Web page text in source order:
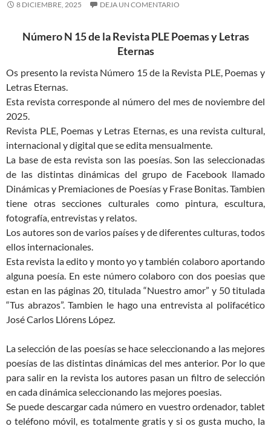
8 DICIEMBRE, 2025 DEJA UN COMENTARIO
Número N 15 de la Revista PLE Poemas y Letras
Eternas
Os presento la revista Número 15 de la Revista PLE, Poemas y
Letras Eternas.
Esta revista corresponde al número del mes de noviembre del
2025.
Revista PLE, Poemas y Letras Eternas, es una revista cultural,
internacional y digital que se edita mensualmente.
La base de esta revista son las poesías. Son las seleccionadas
de las distintas dinámicas del grupo de Facebook llamado
Dinámicas y Premiaciones de Poesías y Frase Bonitas. Tambien
tiene otras secciones culturales como pintura, escultura,
fotografía, entrevistas y relatos.
Los autores son de varios países y de diferentes culturas, todos
ellos internacionales.
Esta revista la edito y monto yo y también colaboro aportando
alguna poesía. En este número colaboro con dos poesias que
estan en las páginas 20, titulada “Nuestro amor” y 50 titulada
“Tus abrazos”. Tambien le hago una entrevista al polifacético
José Carlos Llórens López.
La selección de las poesías se hace seleccionando a las mejores
poesías de las distintas dinámicas del mes anterior. Por lo que
para salir en la revista los autores pasan un filtro de selección
en cada dinámica seleccionando las mejores poesias.
Se puede descargar cada número en vuestro ordenador, tablet
o teléfono móvil, es totalmente gratis y si os gusta mucho, la